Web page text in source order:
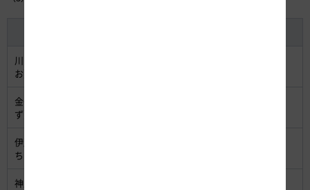
川口 文夫（かわぐち ふみ
お）
金子 剛一（かねこ たけか
ず）
伊藤 孝一郎（いとう こうい
ちろう）
神尾 隆 （かみお たかし）